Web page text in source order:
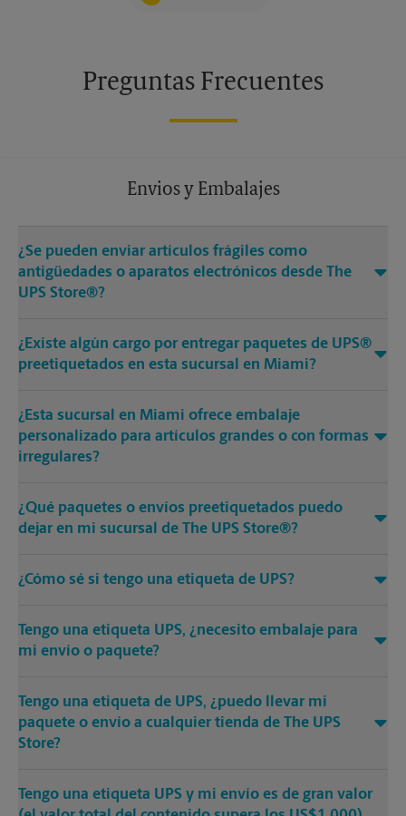
Preguntas Frecuentes
Envios y Embalajes
¿Se pueden enviar artículos frágiles como
antigüedades o aparatos electrónicos desde The
UPS Store®?
¿Existe algún cargo por entregar paquetes de UPS®
preetiquetados en esta sucursal en Miami?
¿Esta sucursal en Miami ofrece embalaje
personalizado para artículos grandes o con formas
irregulares?
¿Qué paquetes o envíos preetiquetados puedo
dejar en mi sucursal de The UPS Store®?
¿Cómo sé si tengo una etiqueta de UPS?
Tengo una etiqueta UPS, ¿necesito embalaje para
mi envío o paquete?
Tengo una etiqueta de UPS, ¿puedo llevar mi
paquete o envío a cualquier tienda de The UPS
Store?
Tengo una etiqueta UPS y mi envío es de gran valor